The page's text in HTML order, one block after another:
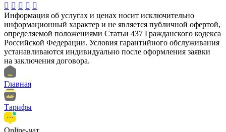
    
Информация об услугах и ценах носит исключительно
информационный характер и не является публичной офертой,
определяемой положениями Статьи 437 Гражданского кодекса
Российской Федерации. Условия гарантийного обслуживания
устанавливаются индивидуально после оформления заявки
на заключения договора.
Главная
Тарифы
Online-чат